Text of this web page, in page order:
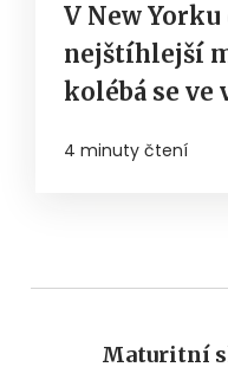
V New
nejštíhlejší
kolébá se ve
4 minuty čtení
Maturitní